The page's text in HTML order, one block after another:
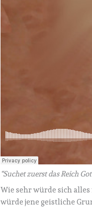
“Suchet zuerst das Reich
Wie sehr würde sich
würde jene geistliche